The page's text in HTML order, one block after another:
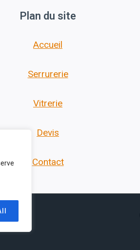
Plan du site
Accueil
Serrurerie
Vitrerie
Devis
Contact